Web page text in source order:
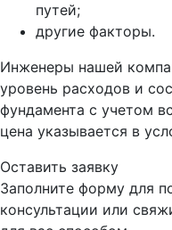
путей;
другие факторы.
Инженеры нашей
уровень расходов и
фундамента с учетом
цена указывается в
Оставить заявку
Заполните форму для
консультации или